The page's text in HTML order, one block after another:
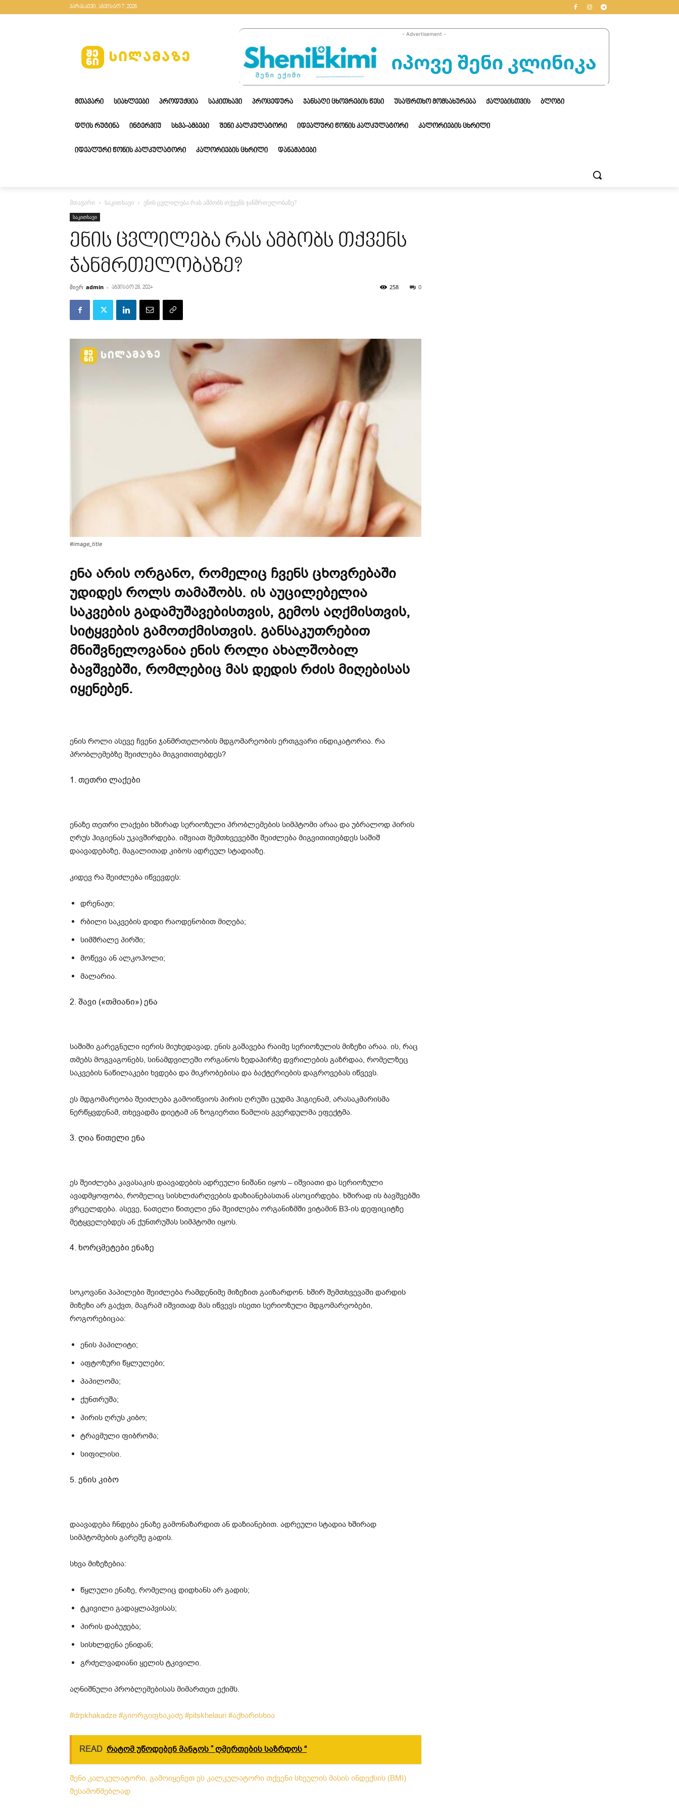
პარასკევი, აგვისტო 7, 2026
- Advertisement -
ᲛᲗᲐᲕᲐᲠᲘ ᲡᲘᲐᲮᲚᲔᲔᲑᲘ ᲞᲠᲝᲓᲣᲥᲪᲘᲐ ᲡᲐᲙᲘᲗᲮᲐᲕᲘ ᲞᲠᲝᲪᲔᲓᲣᲠᲐ ᲯᲐᲜᲡᲐᲦᲘ ᲪᲮᲝᲕᲠᲔᲑᲘᲡ ᲬᲔᲡᲘ ᲣᲡᲐᲤᲠᲗᲮᲝ ᲛᲝᲛᲡᲐᲮᲣᲠᲔᲑᲐ ᲥᲐᲚᲔᲑᲘᲡᲗᲕᲘᲡ ᲑᲚᲝᲒᲘ
ᲓᲦᲘᲡ ᲠᲣᲢᲘᲜᲐ ᲘᲜᲢᲔᲠᲕᲘᲣ ᲡᲮᲕᲐ-ᲐᲛᲑᲔᲑᲘ ᲨᲔᲜᲘ ᲙᲐᲚᲙᲣᲚᲐᲢᲝᲠᲘ ᲘᲓᲔᲐᲚᲣᲠᲘ ᲬᲝᲜᲘᲡ ᲙᲐᲚᲙᲣᲚᲐᲢᲝᲠᲘ ᲙᲐᲚᲝᲠᲘᲔᲑᲘᲡ ᲪᲮᲠᲘᲚᲘ
ᲘᲓᲔᲐᲚᲣᲠᲘ ᲬᲝᲜᲘᲡ ᲙᲐᲚᲙᲣᲚᲐᲢᲝᲠᲘ ᲙᲐᲚᲝᲠᲘᲔᲑᲘᲡ ᲪᲮᲠᲘᲚᲘ ᲓᲐᲜᲐᲛᲐᲢᲔᲑᲘ
მთავარი საკითხავი ენის ცვლილება რას ამბობს თქვენს ჯანმრთელობაზე?
საკითხავი
ენის ცვლილება რას ამბობს თქვენს
ჯანმრთელობაზე?
მიერ admin - აგვისტო 28, 2024 0
258
#image_title
ენა არის ორგანო, რომელიც ჩვენს ცხოვრებაში
უდიდეს როლს თამაშობს. ის აუცილებელია
საკვების გადამუშავებისთვის, გემოს აღქმისთვის,
სიტყვების გამოთქმისთვის. განსაკუთრებით
მნიშვნელოვანია ენის როლი ახალშობილ
ბავშვებში, რომლებიც მას დედის რძის მიღებისას
იყენებენ.
ენის როლი ასევე ჩვენი ჯანმრთელობის მდგომარეობის ერთგვარი ინდიკატორია. რა
პრობლემებზე შეიძლება მიგვითითებდეს?
1. თეთრი ლაქები
ენაზე თეთრი ლაქები ხშირად სერიოზული პრობლემების სიმპტომი არაა და უბრალოდ პირის
ღრუს ჰიგიენას უკავშირდება. იშვიათ შემთხვევებში შეიძლება მიგვითითებდეს საშიშ
დაავადებაზე, მაგალითად კიბოს ადრეულ სტადიაზე.
კიდევ რა შეიძლება იწვევდეს:
დრენაჟი;
რბილი საკვების დიდი რაოდენობით მიღება;
სიმშრალე პირში;
მოწევა ან ალკოჰოლი;
მალარია.
2. შავი («თმიანი») ენა
საშიში გარეგნული იერის მიუხედავად, ენის გაშავება რაიმე სერიოზულის მიზეზი არაა. ის, რაც
თმებს მოგვაგონებს, სინამდვილეში ორგანოს ზედაპირზე დვრილების გაზრდაა, რომელზეც
საკვების ნაწილაკები ხვდება და მიკრობებისა და ბაქტერიების დაგროვებას იწვევს.
ეს მდგომარეობა შეიძლება გამოიწვიოს პირის ღრუში ცუდმა ჰიგიენამ, არასაკმარისმა
ნერწყვდენამ, თხევადმა დიეტამ ან ზოგიერთი წამლის გვერდულმა ეფექტმა.
3. ღია წითელი ენა
ეს შეიძლება კავასაკის დაავადების ადრეული ნიშანი იყოს – იშვიათი და სერიოზული
ავადმყოფობა, რომელიც სისხლძარღვების დაზიანებასთან ასოცირდება. ხშირად ის ბავშვებში
ვრცელდება. ასევე, ნათელი წითელი ენა შეიძლება ორგანიზმში ვიტამინ B3-ის დეფიციტზე
მეტყველებდეს ან ქუნთრუშას სიმპტომი იყოს.
4. ხორცმეტები ენაზე
სოკოვანი პაპილები შეიძლება რამდენიმე მიზეზით გაიზარდონ. ხშირ შემთხვევაში დარდის
მიზეზი არ გაქვთ, მაგრამ იშვითად მას იწვევს ისეთი სერიოზული მდგომარეობები,
როგორებიცაა:
ენის პაპილიტი;
აფტოზური წყლულები;
პაპილომა;
ქუნთრუშა;
პირის ღრუს კიბო;
ტრავმული ფიბრომა;
სიფილისი.
5. ენის კიბო
დაავადება ჩნდება ენაზე გამონაზარდით ან დაზიანებით. ადრეული სტადია ხშირად
სიმპტომების გარეშე გადის.
სხვა მიზეზებია:
წყლული ენაზე, რომელიც დიდხანს არ გადის;
ტკივილი გადაყლაპვისას;
პირის დაბუჟება;
სისხლდენა ენიდან;
გრძელვადიანი ყელის ტკივილი.
აღნიშნული პრობლემებისას მიმართეთ ექიმს.
#drpkhakadze #გიორგიფხაკაძე #pitskhelauri #აქხარისხია
READ რატომ უწოდებენ მანგოს ” ღმერთების საზრდოს “
შენი კალკულატორი, გამოიყენეთ ეს კალკულატორი თქვენი სხეულის მასის ინდექსის (BMI)
შესამოწმებლად